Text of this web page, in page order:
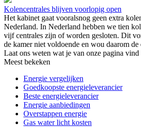
Kolencentrales blijven voorlopig open
Het kabinet gaat vooralsnog geen extra
Nederland. In Nederland hebben we tien
vijf centrales zijn of worden gesloten. Dit
de kamer niet voldoende en wou daarom
Laat ons weten wat je van onze pagina vind
Meest bekeken
Energie vergelijken
Goedkoopste energieleverancier
Beste energieleverancier
Energie aanbiedingen
Overstappen energie
Gas water licht kosten